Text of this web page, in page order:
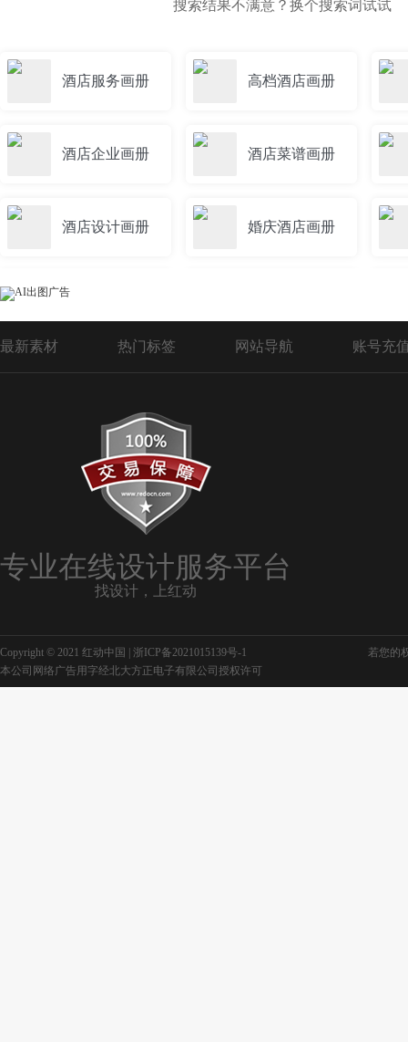
搜索结果不满意？换个搜索词试试
酒店服务画册 高档酒店画册
酒店企业画册 酒店菜谱画册
酒店设计画册 婚庆酒店画册
服务酒店画册
酒店客房用品画册 度假酒店画册
温泉酒店画册
中国风酒店画册
最新素材 热门标签 网站导航 账号充
专业在线设计服务平台
找设计，上红动
Copyright © 2021 红动中国 | 浙ICP备2021015139号-1
若您的
本公司网络广告用字经北大方正电子有限公司授权许可